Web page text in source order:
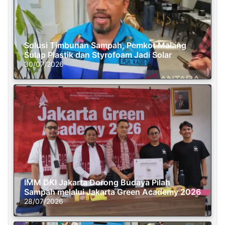
Solusi Timbunan Sampah, Pemkot Malang
Sulap Plastik dan Styrofoam Jadi Solar
30/07/2026
IMM DKI Jakarta Dorong Budaya Pilah
Sampah melalui Jakarta Green Academy 2026
28/07/2026